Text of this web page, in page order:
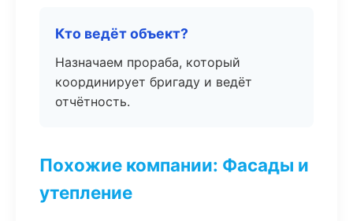
Кто ведёт объект?
Назначаем прораба, который
координирует бригаду и ведёт
отчётность.
Похожие компании: Фасады и
утепление